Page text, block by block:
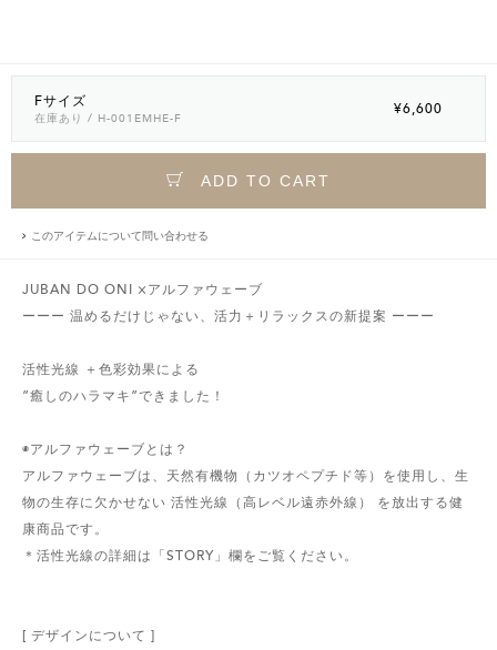
Fサイズ
在庫あり / H-001EMHE-F
¥6,600
ADD TO CART
このアイテムについて問い合わせる
JUBAN DO ONI ×アルファウェーブ
ーーー 温めるだけじゃない、活力＋リラックスの新提案 ーーー
活性光線 ＋色彩効果による
”癒しのハラマキ”できました！
◉アルファウェーブとは？
アルファウェーブは、天然有機物（カツオペプチド等）を使用し、生
物の生存に欠かせない 活性光線（高レベル遠赤外線） を放出する健
康商品です。
＊活性光線の詳細は「STORY」欄をご覧ください。
[ デザインについて ]